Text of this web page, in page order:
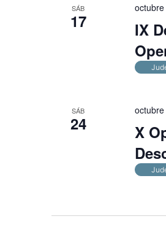
SÁB
17
IX
SÁB
24
X